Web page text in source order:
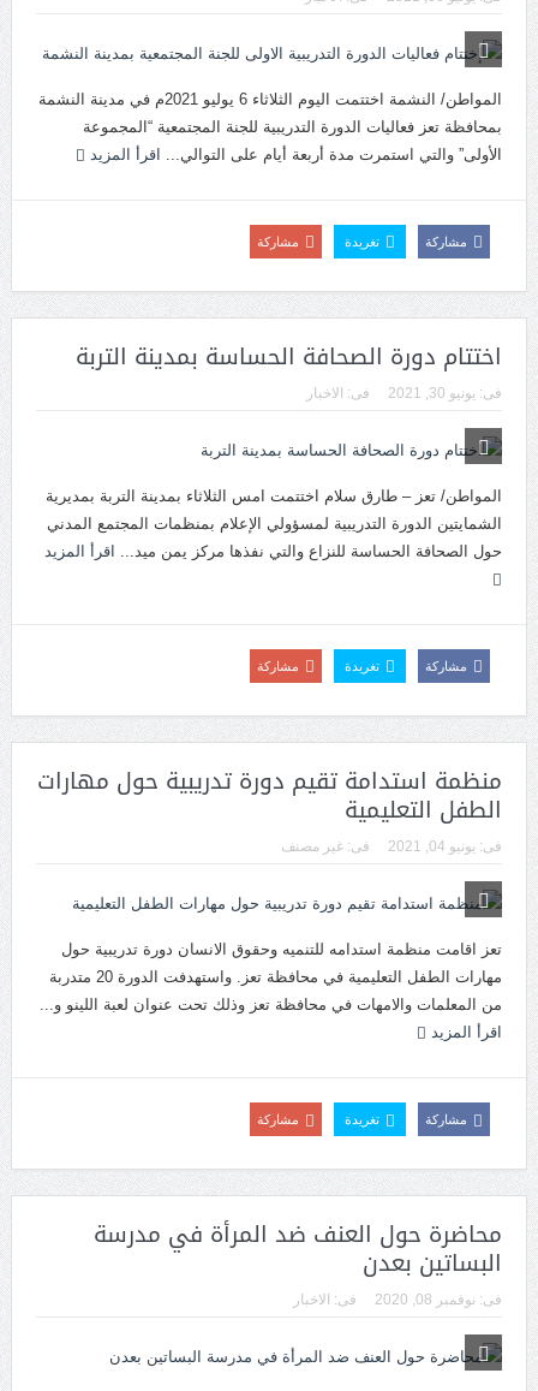
المواطن/ النشمة اختتمت اليوم الثلاثاء 6 يوليو 2021م في مدينة النشمة
بمحافظة تعز فعاليات الدورة التدريبية للجنة المجتمعية “المجموعة
الأولى” والتي استمرت مدة أربعة أيام على التوالي... اقرأ المزيد
مشاركة تغريدة مشاركة
اختتام دورة الصحافة الحساسة بمدينة التربة
فى: يونيو 30, 2021 فى: الاخبار
المواطن/ تعز – طارق سلام اختتمت امس الثلاثاء بمدينة التربة بمديرية
الشمايتين الدورة التدريبية لمسؤولي الإعلام بمنظمات المجتمع المدني
حول الصحافة الحساسة للنزاع والتي نفذها مركز يمن ميد... اقرأ المزيد
مشاركة تغريدة مشاركة
منظمة استدامة تقيم دورة تدريبية حول مهارات
الطفل التعليمية
فى: يونيو 04, 2021 فى: غير مصنف
تعز اقامت منظمة استدامه للتنميه وحقوق الانسان دورة تدريبية حول
مهارات الطفل التعليمية في محافظة تعز. واستهدفت الدورة 20 متدربة
من المعلمات والامهات في محافظة تعز وذلك تحت عنوان لعبة اللينو و...
اقرأ المزيد
مشاركة تغريدة مشاركة
محاضرة حول العنف ضد المرأة في مدرسة
البساتين بعدن
فى: نوفمبر 08, 2020 فى: الاخبار